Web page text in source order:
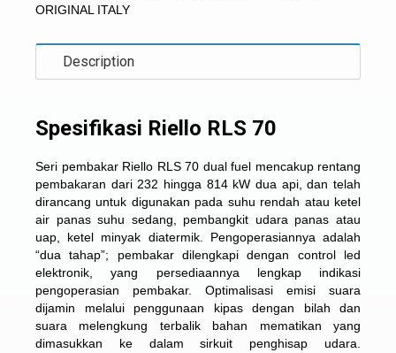
ORIGINAL ITALY
Description
Spesifikasi Riello RLS 70
Seri pembakar Riello RLS 70 dual fuel mencakup rentang
pembakaran dari 232 hingga 814 kW dua api, dan telah
dirancang untuk digunakan pada suhu rendah atau ketel
air panas suhu sedang, pembangkit udara panas atau
uap, ketel minyak diatermik. Pengoperasiannya adalah
“dua tahap”; pembakar dilengkapi dengan control led
elektronik, yang persediaannya lengkap indikasi
pengoperasian pembakar. Optimalisasi emisi suara
dijamin melalui penggunaan kipas dengan bilah dan
suara melengkung terbalik bahan mematikan yang
dimasukkan ke dalam sirkuit penghisap udara.